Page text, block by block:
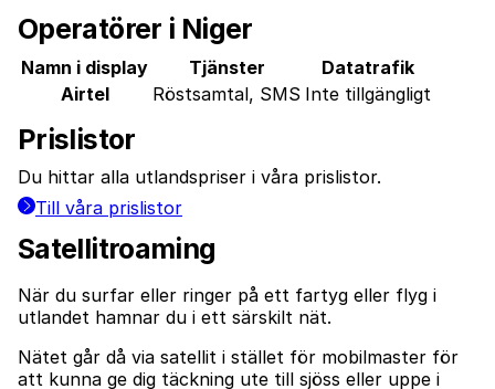
Operatörer i Niger
Namn i display Tjänster
Datatrafik
Airtel
Röstsamtal, SMS Inte tillgängligt
Prislistor
Du hittar alla utlandspriser i våra prislistor.
Till våra prislistor
Satellitroaming
När du surfar eller ringer på ett fartyg eller flyg i
utlandet hamnar du i ett särskilt nät.
Nätet går då via satellit i stället för mobilmaster för
att kunna ge dig täckning ute till sjöss eller uppe i